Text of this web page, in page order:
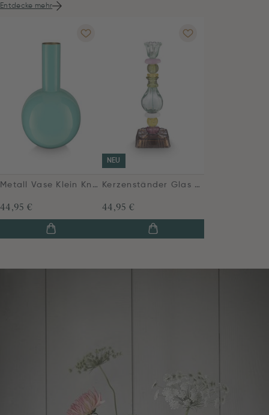
Entdecke mehr
Metall Vase Klein Knallblau 26cm
44,95 €
NEU
Kerzenständer Glas Perlen Grün 28cm
44,95 €